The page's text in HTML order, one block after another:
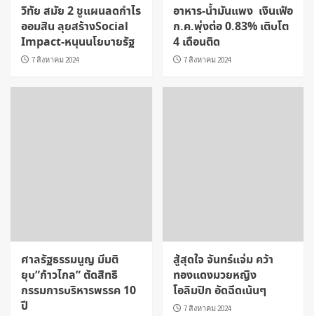
วิทัย สมัย 2 ชูแผนลดกำไร
ออมสิน ลุยสร้างSocial
Impact-หนุนนโยบายรัฐ
7 สิงหาคม 2024
อาหาร-น้ำมันแพง เงินเฟ้อ
ก.ค.พุ่งต่อ 0.83% เติบโต
4 เดือนติด
7 สิงหาคม 2024
ศาลรัฐธรรมนูญ มีมติ
ยุบ”ก้าวไกล” ตัดสิทธิ
กรรมการบริหารพรรค 10
ปี
สู้สุดใจ จันทร์แจ่ม คว้า
ทองแดงมวยหญิง
โอลิมปิก อัดฉีดเน้นๆ
7 สิงหาคม 2024